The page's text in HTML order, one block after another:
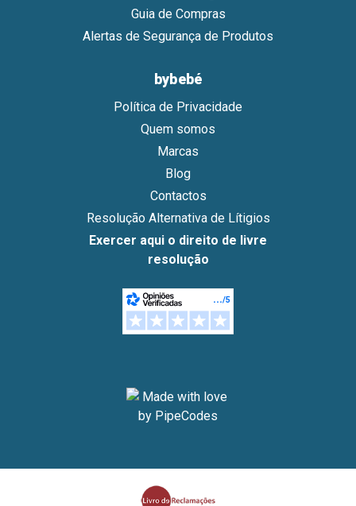
Guia de Compras
Alertas de Segurança de Produtos
bybebé
Política de Privacidade
Quem somos
Marcas
Blog
Contactos
Resolução Alternativa de Lítigios
Exercer aqui o direito de livre
resolução